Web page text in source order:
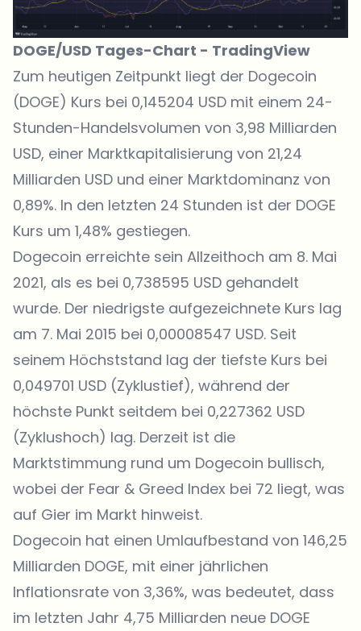
DOGE/USD Tages-Chart - TradingView
Zum heutigen Zeitpunkt liegt der Dogecoin
(DOGE) Kurs bei 0,145204 USD mit einem 24-
Stunden-Handelsvolumen von 3,98 Milliarden
USD, einer Marktkapitalisierung von 21,24
Milliarden USD und einer Marktdominanz von
0,89%. In den letzten 24 Stunden ist der DOGE
Kurs um 1,48% gestiegen.
Dogecoin erreichte sein Allzeithoch am 8. Mai
2021, als es bei 0,738595 USD gehandelt
wurde. Der niedrigste aufgezeichnete Kurs lag
am 7. Mai 2015 bei 0,00008547 USD. Seit
seinem Höchststand lag der tiefste Kurs bei
0,049701 USD (Zyklustief), während der
höchste Punkt seitdem bei 0,227362 USD
(Zyklushoch) lag. Derzeit ist die
Marktstimmung rund um Dogecoin bullisch,
wobei der Fear & Greed Index bei 72 liegt, was
auf Gier im Markt hinweist.
Dogecoin hat einen Umlaufbestand von 146,25
Milliarden DOGE, mit einer jährlichen
Inflationsrate von 3,36%, was bedeutet, dass
im letzten Jahr 4,75 Milliarden neue DOGE